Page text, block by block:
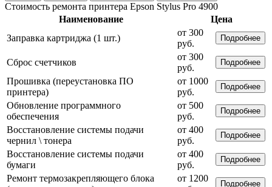
Стоимость ремонта принтера Epson Stylus Pro 4900
Наименование
Цена
Заправка картриджа (1 шт.)
от 300
руб.
Подробнее
Сброс счетчиков
от 300
руб.
Подробнее
Прошивка (переустановка ПО
принтера)
от 1000
руб.
Подробнее
Обновление программного
обеспечения
от 500
руб.
Подробнее
Восстановление системы подачи
чернил \ тонера
от 400
руб.
Подробнее
Восстановление системы подачи
бумаги
от 400
руб.
Подробнее
Ремонт термозакрепляющего блока
от 1200
Подробнее